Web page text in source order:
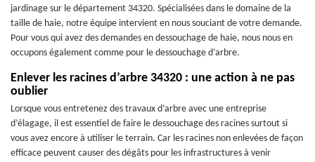
jardinage sur le département 34320. Spécialisées dans le domaine de la
taille de haie, notre équipe intervient en nous souciant de votre demande.
Pour vous qui avez des demandes en dessouchage de haie, nous nous en
occupons également comme pour le dessouchage d’arbre.
Enlever les racines d’arbre 34320 : une action à ne pas
oublier
Lorsque vous entretenez des travaux d’arbre avec une entreprise
d’élagage, il est essentiel de faire le dessouchage des racines surtout si
vous avez encore à utiliser le terrain. Car les racines non enlevées de façon
efficace peuvent causer des dégâts pour les infrastructures à venir